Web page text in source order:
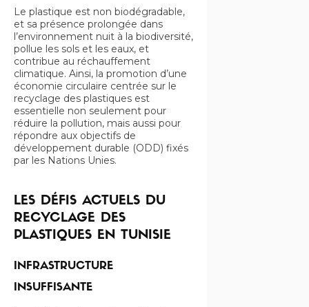
Le plastique est non biodégradable,
et sa présence prolongée dans
l’environnement nuit à la biodiversité,
pollue les sols et les eaux, et
contribue au réchauffement
climatique. Ainsi, la promotion d’une
économie circulaire centrée sur le
recyclage des plastiques est
essentielle non seulement pour
réduire la pollution, mais aussi pour
répondre aux objectifs de
développement durable (ODD) fixés
par les Nations Unies.
LES DÉFIS ACTUELS DU
RECYCLAGE DES
PLASTIQUES EN TUNISIE
INFRASTRUCTURE
INSUFFISANTE